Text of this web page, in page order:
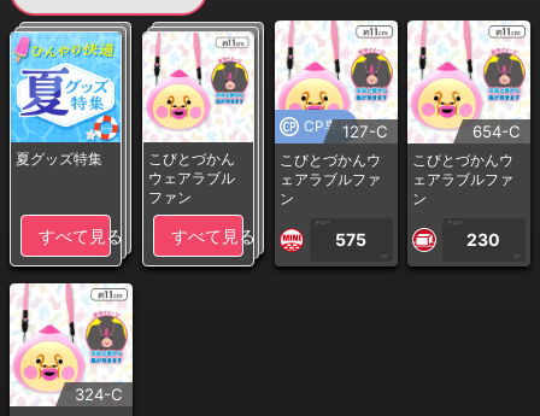
夏グッズ特集
すべて見る
こびとづかん
ウェアラブル
ファン
すべて見る
CP専用127-C
こびとづかんウ
ェアラブルファ
ン
1PLAY
575
CP
654-C
こびとづかんウ
ェアラブルファ
ン
1PLAY
230
CP
324-C